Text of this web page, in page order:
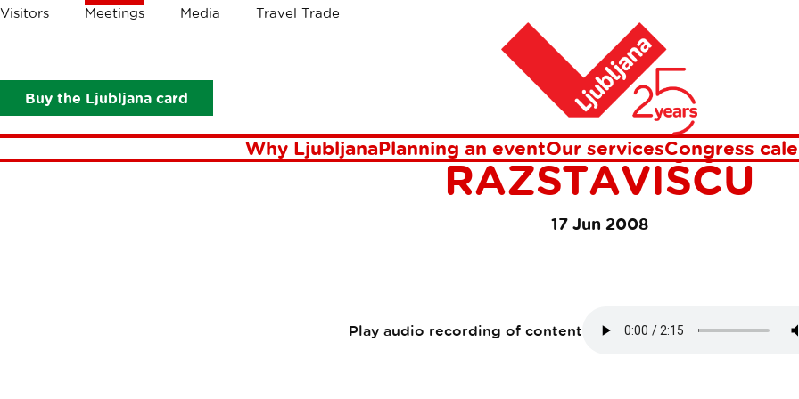
Visitors Meetings Media Travel Trade
Buy the Ljubljana card
Why LjubljanaPlanning an eventOur servicesCongress
Crumbs
Jeseni 2008 nove kongresne zmogljivosti na Gospodarskem razstavišču
JESENI 2008 NOVE
ZMOGLJIVOSTI NA
RAZSTAVIŠČU
17 Jun 2008
Play audio recording of content